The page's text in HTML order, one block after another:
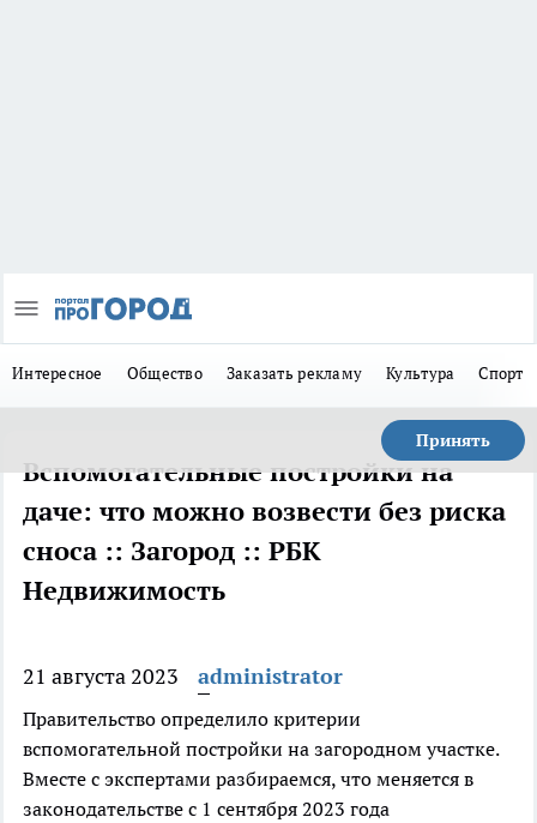
Интересное Общество Заказать рекламу Культура Спорт
Принять
Вспомогательные постройки на
даче: что можно возвести без риска
сноса :: Загород :: РБК
Недвижимость
21 августа 2023 administrator
Правительство определило критерии
вспомогательной постройки на загородном участке.
Вместе с экспертами разбираемся, что меняется в
законодательстве с 1 сентября 2023 года